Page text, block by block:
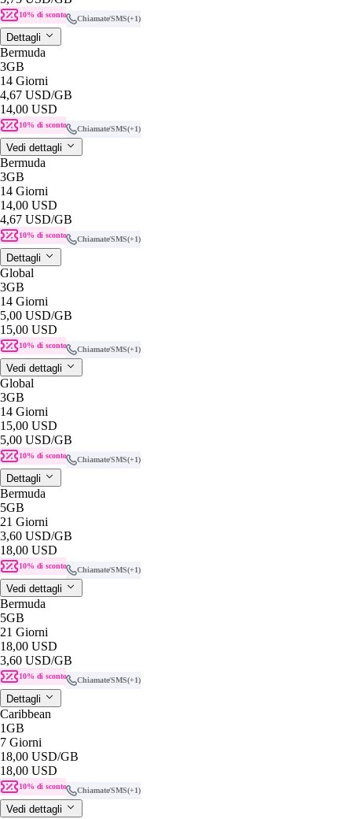
10% di sconto Chiamate/SMS(+1)
Dettagli
Bermuda
3GB
14 Giorni
4,67 USD/GB
14,00 USD
10% di sconto Chiamate/SMS(+1)
Vedi dettagli
Bermuda
3GB
14 Giorni
14,00 USD
4,67 USD/GB
10% di sconto Chiamate/SMS(+1)
Dettagli
Global
3GB
14 Giorni
5,00 USD/GB
15,00 USD
10% di sconto Chiamate/SMS(+1)
Vedi dettagli
Global
3GB
14 Giorni
15,00 USD
5,00 USD/GB
10% di sconto Chiamate/SMS(+1)
Dettagli
Bermuda
5GB
21 Giorni
3,60 USD/GB
18,00 USD
10% di sconto Chiamate/SMS(+1)
Vedi dettagli
Bermuda
5GB
21 Giorni
18,00 USD
3,60 USD/GB
10% di sconto Chiamate/SMS(+1)
Dettagli
Caribbean
1GB
7 Giorni
18,00 USD/GB
18,00 USD
10% di sconto Chiamate/SMS(+1)
Vedi dettagli